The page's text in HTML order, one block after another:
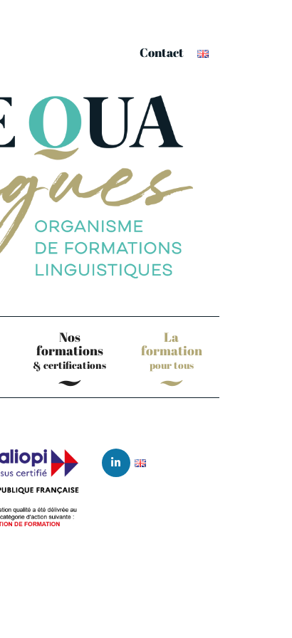
Contact
Nos
formations
& certifications
La
formation
pour tous